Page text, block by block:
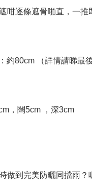
咁逐條遮骨啪直，一推
約80cm （詳情請睇最
，闊5cm ，深3cm
做到完美防曬同擋雨？